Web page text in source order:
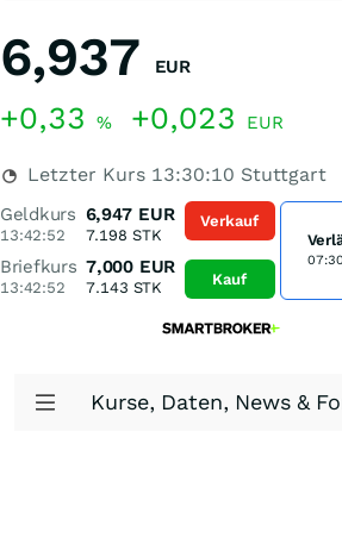
6,937 EUR
+0,33 % +0,023 EUR
Letzter Kurs 13:30:10 Stuttgart
Geldkurs
13:42:52
6,947 EUR
7.198 STK
Briefkurs
13:42:52
7,000 EUR
7.143 STK
Verkauf
Kauf
Kurse, Daten, News &